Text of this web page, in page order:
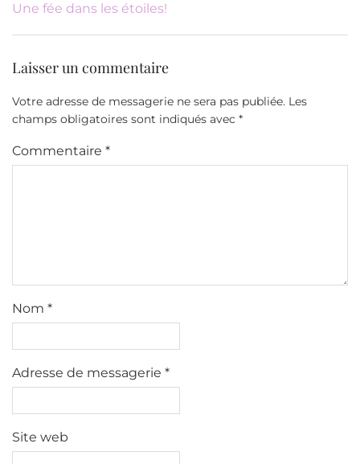
Une fée dans les étoiles!
Laisser un commentaire
Votre adresse de messagerie ne sera pas publiée. Les
champs obligatoires sont indiqués avec *
Commentaire *
Nom *
Adresse de messagerie *
Site web